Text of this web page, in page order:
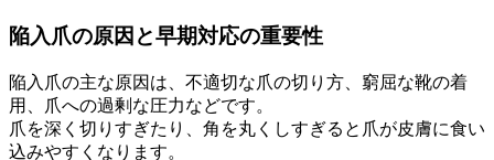
陥入爪の原因と早期対応の重要性
陥入爪の主な原因は、不適切な爪の切り方、窮屈な靴の着
用、爪への過剰な圧力などです。
爪を深く切りすぎたり、角を丸くしすぎると爪が皮膚に食い
込みやすくなります。